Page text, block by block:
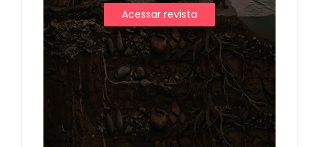
Acessar revista